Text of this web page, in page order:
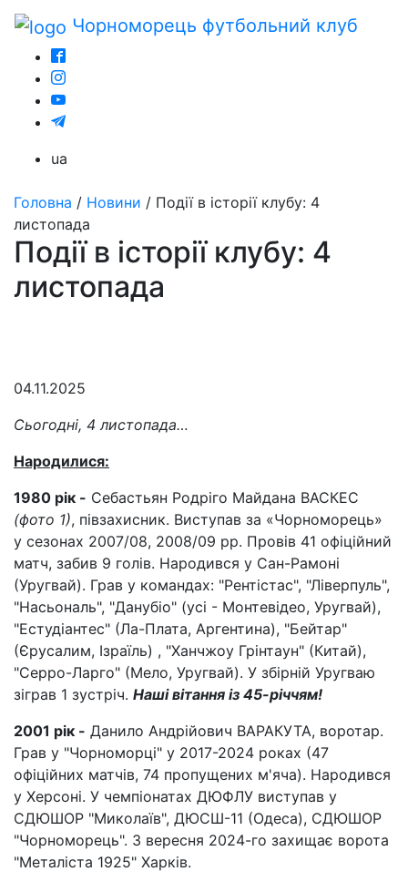
Чорноморець футбольний клуб
ua
Головна / Новини / Події в історії клубу: 4
листопада
Події в історії клубу: 4
листопада
04.11.2025
Сьогодні, 4 листопада…
Народилися:
1980 рік - Себастьян Родріго Майдана ВАСКЕС
(фото 1), півзахисник. Виступав за «Чорноморець»
у сезонах 2007/08, 2008/09 рр. Провів 41 офіційний
матч, забив 9 голів. Народився у Сан-Рамоні
(Уругвай). Грав у командах: "Рентістас", "Ліверпуль",
"Насьональ", "Данубіо" (усі - Монтевідео, Уругвай),
"Естудіантес" (Ла-Плата, Аргентина), "Бейтар"
(Єрусалим, Ізраїль) , "Ханчжоу Грінтаун" (Китай),
"Серро-Ларго" (Мело, Уругвай). У збірній Уругваю
зіграв 1 зустріч. Наші вітання із 45-річчям!
2001 рік - Данило Андрійович ВАРАКУТА, воротар.
Грав у "Чорноморці" у 2017-2024 роках (47
офіційних матчів, 74 пропущених м'яча). Народився
у Херсоні. У чемпіонатах ДЮФЛУ виступав у
СДЮШОР "Миколаїв", ДЮСШ-11 (Одеса), СДЮШОР
"Чорноморець". З вересня 2024-го захищає ворота
"Металіста 1925" Харків.